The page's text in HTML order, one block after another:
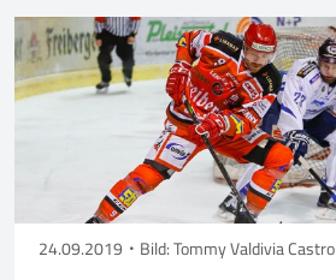
24.09.2019 Bild: Tommy Valdivia Castro